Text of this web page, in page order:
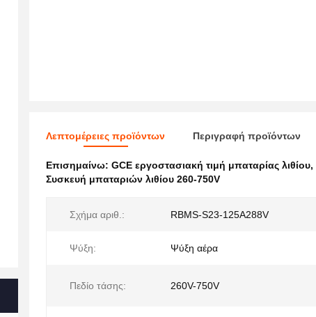
Λεπτομέρειες προϊόντων Περιγραφή προϊόντων
Επισημαίνω: GCE εργοστασιακή τιμή μπαταρίας λιθίου,
Συσκευή μπαταριών λιθίου 260-750V
Σχήμα αριθ.: RBMS-S23-125A288V
Ψύξη: Ψύξη αέρα
Πεδίο τάσης: 260V-750V